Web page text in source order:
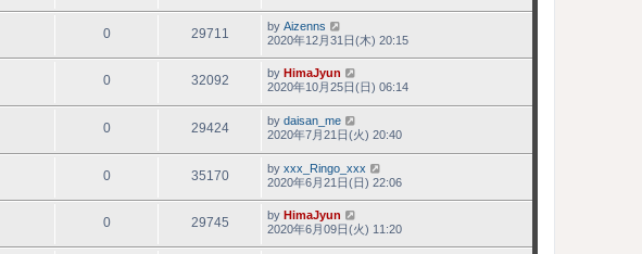
0 29711 by Aizenns
2020年12月31日(木) 20:15
0 32092 by HimaJyun
2020年10月25日(日) 06:14
0 29424 by daisan_me
2020年7月21日(火) 20:40
0 35170 by xxx_Ringo_xxx
2020年6月21日(日) 22:06
0 29745 by HimaJyun
2020年6月09日(火) 11:20